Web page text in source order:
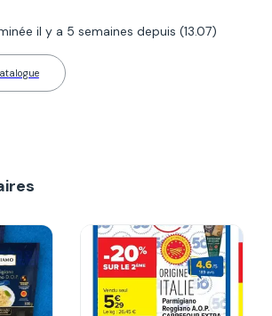
il y a 5 semaines depuis (13.07)